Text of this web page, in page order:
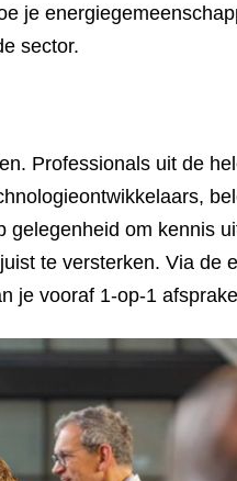
je
sector.
Professionals uit de
om kennis
te versterken. Via de
je vooraf 1-op-1